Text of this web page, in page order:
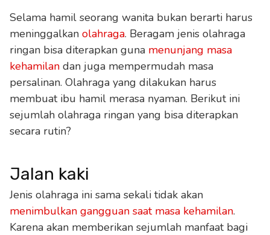
Selama hamil seorang wanita bukan berarti harus
meninggalkan olahraga. Beragam jenis olahraga
ringan bisa diterapkan guna menunjang masa
kehamilan dan juga mempermudah masa
persalinan. Olahraga yang dilakukan harus
membuat ibu hamil merasa nyaman. Berikut ini
sejumlah olahraga ringan yang bisa diterapkan
secara rutin?
Jalan kaki
Jenis olahraga ini sama sekali tidak akan
menimbulkan gangguan saat masa kehamilan.
Karena akan memberikan sejumlah manfaat bagi